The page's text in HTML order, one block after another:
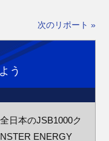
次のリポート »
う
日本のJSB1000ク
ENERGY